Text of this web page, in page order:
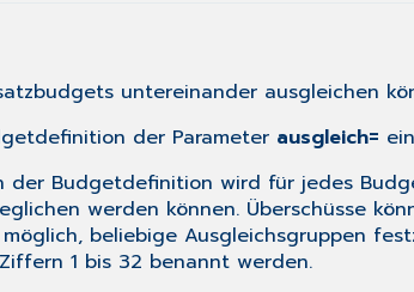
untereinander ausgleichen
der Parameter ausgleich=
Budgetdefinition wird für jedes
werden können. Überschüsse
beliebige Ausgleichsgruppen
1 bis 32 benannt werden.